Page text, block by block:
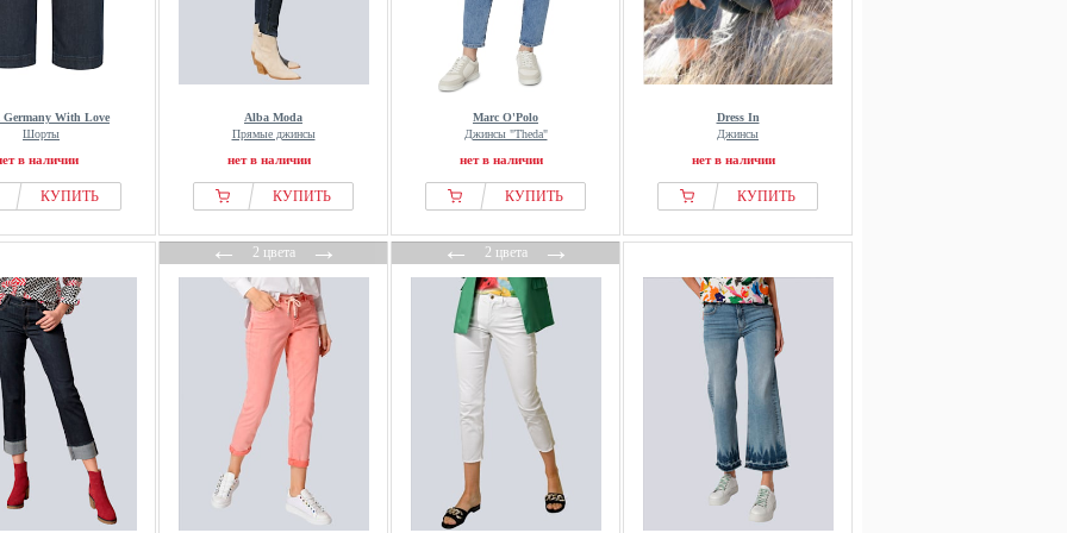
Germany With Love
Шорты
в наличии
КУПИТЬ
Alba Moda
Прямые джинсы
нет в наличии
КУПИТЬ
Marc O'Polo
Джинсы "Theda"
нет в наличии
КУПИТЬ
Dress In
Джинсы
нет в наличии
КУПИТЬ
←2 цвета→ ←2 цвета→